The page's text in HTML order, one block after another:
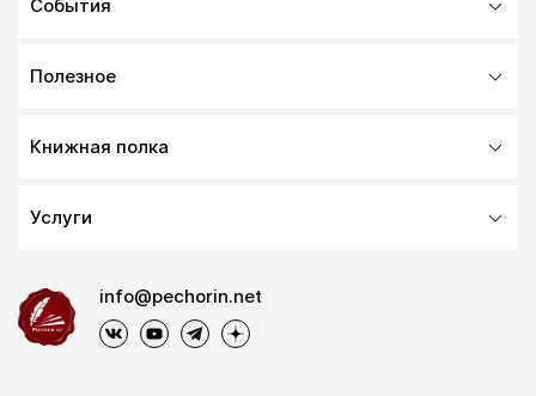
События
Полезное
Книжная полка
Услуги
info@pechorin.net